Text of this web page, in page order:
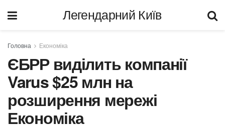
Легендарний Київ
Головна Економіка
ЄБРР виділить компанії
Varus $25 млн на
розширення мережі
Економіка